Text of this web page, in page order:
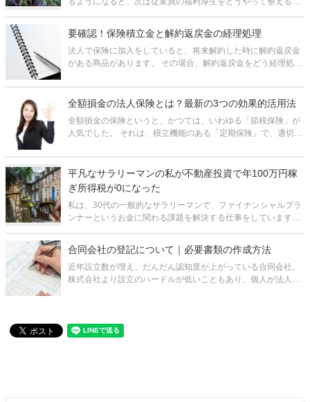
は、従業員の老後の生活資金をある程度会社が保障し、老後の
心配をすることなく安心して働いて
要確認！保険積立金と解約返戻金の経理処理
法人で保険に加入をしていると、将来解約した時に解約返戻金
がある商品があります。 その場合、解約返戻金をどう経理処理
がある場合、将来「解約返戻金」、「満期保険金」、「死亡保
険金」という形で
全額損金の法人保険とは？最新の3つの効果的活用法
全額損金の保険というと、かつては、いわゆる「節税保険」が
人気でした。 それは、積立機能のある「定期保険」で、適切な
るというものでした。 しかし、2019年10月に国税庁の通達が
変更され
平凡なサラリーマンの私が不動産投資で年100万円稼
ぎ所得税が0になった
私は、30代の一般的なサラリーマンで、ファイナンシャルプラ
ンナーというお金に関わる課題を解決する仕事をしています。
一つだけ違うところがあるとすれば、2015年度・2016年度の
所得税と住民税が
合同会社の登記について｜必要書類の作成方法
近年設立数が増え、だんだん認知度が上がっている合同会社。
株式会社より設立のハードルが低いこともあり、個人が法人成